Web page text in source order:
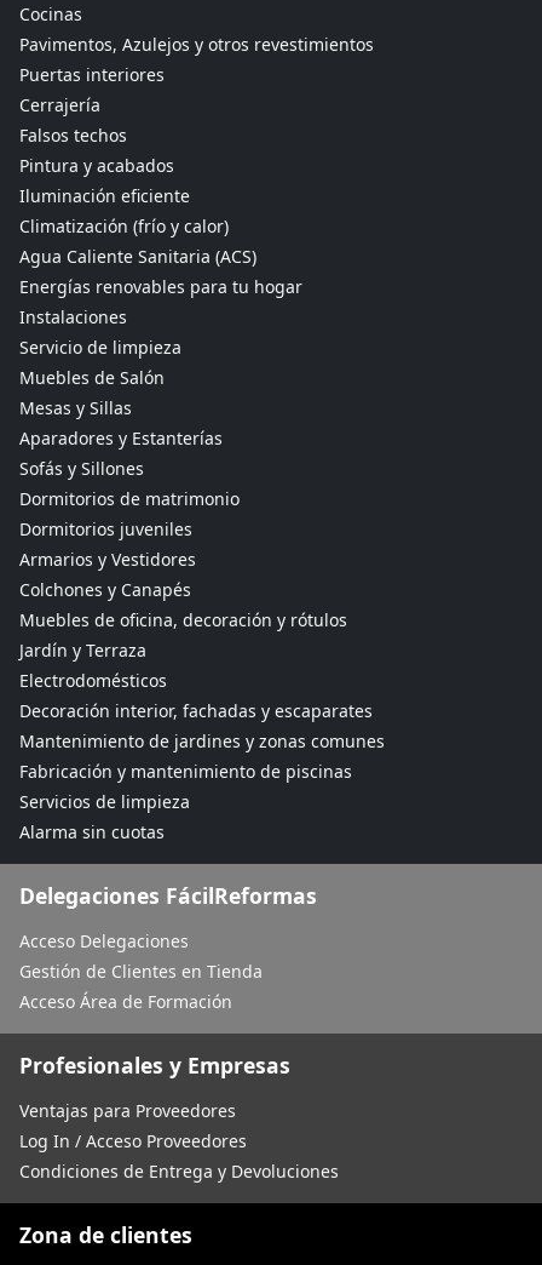
Cocinas
Pavimentos, Azulejos y otros revestimientos
Puertas interiores
Cerrajería
Falsos techos
Pintura y acabados
Iluminación eficiente
Climatización (frío y calor)
Agua Caliente Sanitaria (ACS)
Energías renovables para tu hogar
Instalaciones
Servicio de limpieza
Muebles de Salón
Mesas y Sillas
Aparadores y Estanterías
Sofás y Sillones
Dormitorios de matrimonio
Dormitorios juveniles
Armarios y Vestidores
Colchones y Canapés
Muebles de oficina, decoración y rótulos
Jardín y Terraza
Electrodomésticos
Decoración interior, fachadas y escaparates
Mantenimiento de jardines y zonas comunes
Fabricación y mantenimiento de piscinas
Servicios de limpieza
Alarma sin cuotas
Delegaciones FácilReformas
Acceso Delegaciones
Gestión de Clientes en Tienda
Acceso Área de Formación
Profesionales y Empresas
Ventajas para Proveedores
Log In / Acceso Proveedores
Condiciones de Entrega y Devoluciones
Zona de clientes